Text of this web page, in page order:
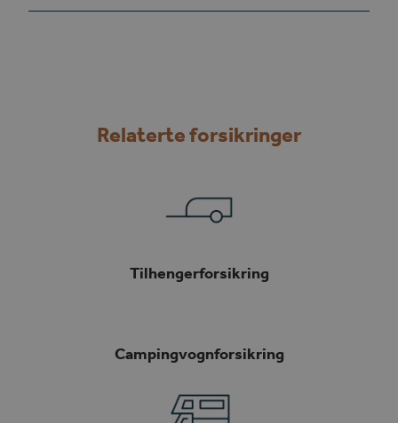
Relaterte forsikringer
Tilhengerforsikring
Campingvognforsikring